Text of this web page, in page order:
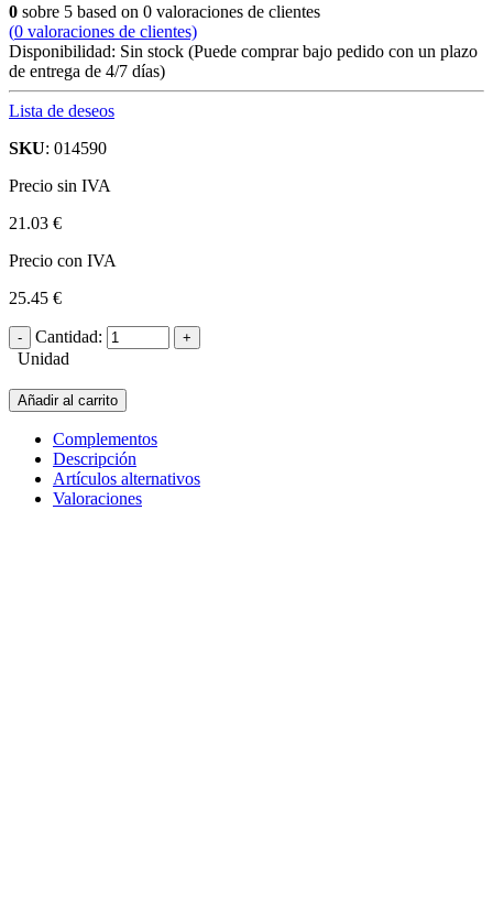
0 sobre 5 based on 0 valoraciones de clientes
(0 valoraciones de clientes)
Disponibilidad: Sin stock (Puede comprar bajo pedido con un plazo
de entrega de 4/7 días)
Lista de deseos
SKU: 014590
Precio sin IVA
21.03 €
Precio con IVA
25.45 €
Cantidad:
Unidad
Añadir al carrito
Complementos
Descripción
Artículos alternativos
Valoraciones